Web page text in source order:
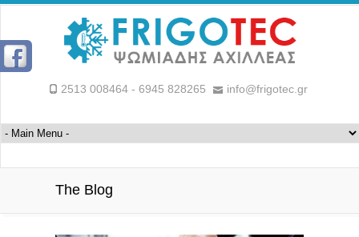
2513 008464 - 6945 828265 info@frigotec.gr
The Blog